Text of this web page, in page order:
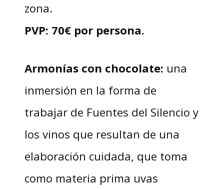
zona.
PVP: 70€ por persona.
Armonías con chocolate: una
inmersión en la forma de
trabajar de Fuentes del Silencio y
los vinos que resultan de una
elaboración cuidada, que toma
como materia prima uvas